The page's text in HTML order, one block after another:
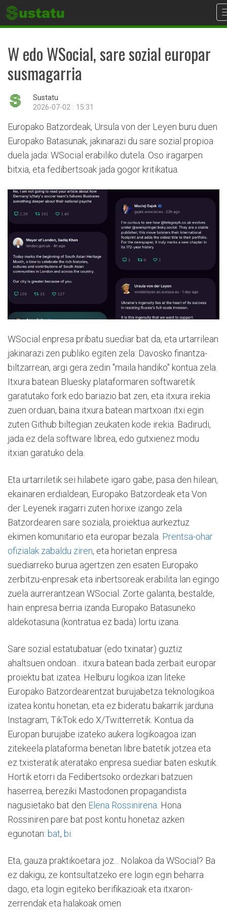
W edo WSocial, sare sozial europar
susmagarria
Sustatu
2026-07-02 : 15:31
Europako Batzordeak, Ursula von der Leyen buru duen
Europako Batasunak, jakinarazi du sare sozial propioa
duela jada: WSocial erabiliko dutela. Oso iragarpen
bitxia, eta fedibertsoak jada gogor kritikatua.
WSocial enpresa pribatu suediar bat da, eta urtarrilean
jakinarazi zen publiko egiten zela: Davosko finantza-
biltzarrean, argi gera zedin "maila handiko" kontua zela.
Itxura batean Bluesky plataformaren softwaretik
garatutako fork edo bariazio bat zen, eta itxura irekia
zuen orduan, baina itxura batean martxoan itxi egin
zuten Github biltegian zeukaten kode irekia. Badirudi,
jada ez dela software librea, edo gutxienez modu
itxian garatuko dela.
Eta urtarriletik sei hilabete igaro gabe, pasa den hilean,
ekainaren erdialdean, Europako Batzordeak eta Von
der Leyenek iragarri zuten horixe izango zela
Batzordearen sare soziala, proiektua aurkeztuz
ekimen komunitario eta europar bezala. Prentsa-ohar
ofizialak zabaldu ziren, eta horietan enpresa
suediarreko burua agertzen zen esaten Europako
zerbitzu-enpresak eta inbertsoreak erabilita lan egingo
zuela aurrerantzean WSocial. Zorte galanta, bestalde,
hain enpresa berria izanda Europako Batasuneko
aldekotasuna (kontratua ez bada) lortu izana.
Sare sozial estatubatuar (edo txinatar) guztiz
ahaltsuen ondoan... itxura batean bada zerbait europar
proiektu bat izatea. Helburu logikoa izan liteke
Europako Batzordearentzat burujabetza teknologikoa
izatea kontu honetan, eta ez bideratu bakarrik jarduna
Instagram, TikTok edo X/Twitterretik. Kontua da
Europan burujabe izateko aukera logikoagoa izan
zitekeela plataforma benetan libre batetik jotzea eta
ez txisteratik ateratako enpresa suediar baten eskutik.
Hortik etorri da Fedibertsoko ordezkari batzuen
haserrea, bereziki Mastodonen propagandista
nagusietako bat den Elena Rossinirena . Hona
Rossiniren pare bat post kontu honetaz azken
egunotan: bat, bi
Eta, gauza praktikoetara joz... Nolakoa da WSocial? Ba
ez dakigu, ze kontsultatzeko ere login egin beharra
dago, eta login egiteko berifikazioak eta itxaron-
zerrendak eta halakoak omen